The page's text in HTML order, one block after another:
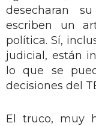
desecharan
escriben un
política. Sí,
judicial, están
lo que se
decisiones del
El truco, muy